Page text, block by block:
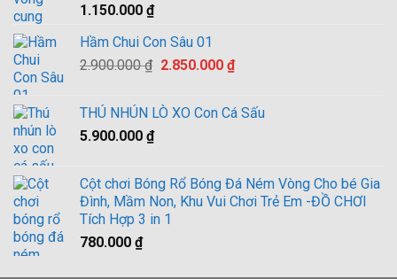
Được
4.005
sao
1.150.000 ₫
Hầm Chui Con Sâu 01
2.900.000₫ Giá
là:
2.900.000 ₫.
2.850.000 ₫Giá
là:
THÚ NHÚN LÒ XO Con Cá Sấu
5.900.000 ₫
Cột chơi Bóng Rổ Bóng Đá Ném Vòng Cho bé Gia
Đình, Mầm Non, Khu Vui Chơi Trẻ Em -ĐỒ CHƠI
Tích Hợp 3 in 1
780.000 ₫